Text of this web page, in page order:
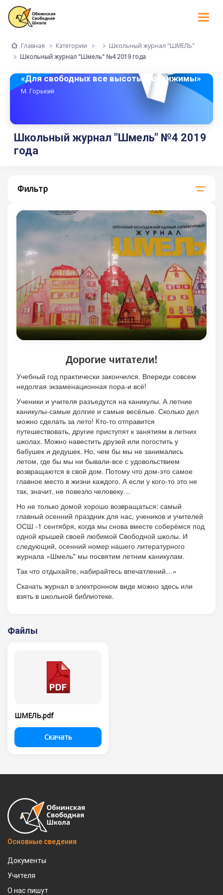
Главная Категории
Школьный журнал "ШМЕЛЬ"
Школьный журнал "Шмель" №4 2019 года
«Для свободных все высоты достижимы»
М. Горький
Школьный журнал "Шмель" №4 2019
года
Фильтр
Дорогие читатели!
Учебный год практически закончился. Впереди совсем
недолгая экзаменационная пора-и всё!
Ученики и учителя разъедутся на каникулы. А летние
каникулы-самые долгие и самые весёлые. Сколько дел
можно сделать за лето! Кто-то отправится
путешествовать, другие приступят к занятиям в летних
школах. Можно навестить друзей или погостить у
бабушек и дедушек. Но, чем бы мы не занимались
летом, где бы мы ни бывали-все с удовольствием
возвращаются в свой дом. Потому что дом-это самое
главное место в жизни каждого. А если у кого-то это не
так, значит, не повезло человеку…
Но не только домой хорошо возвращаться: самый
главный осенний праздник для нас, учеников и учителей
ОСШ -1 сентября, когда мы снова вместе соберёмся под
одной крышей своей любимой Свободной школы. И
следующий, осенний номер нашего литературного
журнала «Шмель" мы посвятим летним каникулам.
Так что отдыхайте, набирайтесь впечатлений…»
Скачать журнал в электронном виде можно здесь или
взять в школьной библиотеке.
Файлы
ШМЕЛЬ.pdf
Скачать
Основные сведения
Документы
Учителя
О нас пишут